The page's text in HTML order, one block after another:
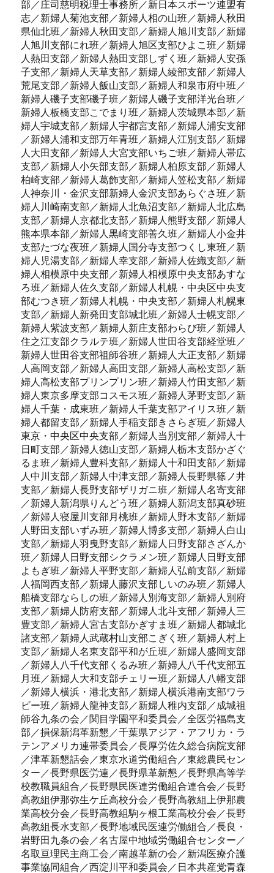
部／庄司慈明税理士事務所／新日本スポーツ連盟有
志／新婦人菊池支部／新婦人相の山班／新婦人秋田
県仙北班／新婦人秋田支部／新婦人旭川支部／新婦
人旭川支部にれ班／新婦人旭区支部ひよこ班／新婦
人熱田支部／新婦人熱田支部しずく班／新婦人安孫
子支部／新婦人天草支部／新婦人綾部支部／新婦人
荒尾支部／新婦人飯山支部／新婦人和泉市府中班／
新婦人磯子支部磯子班／新婦人磯子支部洋光台班／
新婦人板橋支部こでまり班／新婦人茨城県本部／新
婦人宇城支部／新婦人宇都宮支部／新婦人浦安支部
／新婦人浦和支部万年青班／新婦人江別支部／新婦
人大田支部／新婦人大宮支部いちご班／新婦人帯広
支部／新婦人小矢部支部／新婦人柏原支部／新婦人
柏崎支部／新婦人葛飾支部／新婦人笠松支部／新婦
人神奈川・金沢支部新婦人金沢支部あらぐさ班／新
婦人川崎南支部／新婦人北魚沼支部／新婦人北広島
支部／新婦人京都北支部／新婦人熊野支部／新婦人
熊本県本部／新婦人黒崎支部善久班／新婦人小金井
支部たづな夜班／新婦人国分寺支部つくし東班／新
婦人児湯支部／新婦人幸支部／新婦人佐織支部／新
婦人相模原中央支部／新婦人相模原中央支部あすな
ろ班／新婦人佐久支部／新婦人札幌・中央区中央支
部むつき班／新婦人札幌・中央支部／新婦人札幌東
支部／新婦人新発田支部城北班／新婦人士幌支部／
新婦人紫波支部／新婦人新庄支部わらび班／新婦人
住之江支部クラルテ班／新婦人世田谷支部経堂班／
新婦人世田谷支部祖師谷班／新婦人大正支部／新婦
人高岡支部／新婦人高田支部／新婦人高松支部／新
婦人高松支部プリンプリン班／新婦人竹田支部／新
婦人東京多摩支部コスモス班／新婦人茅野支部／新
婦人千葉・成東班／新婦人千葉支部アイリス班／新
婦人都留支部／新婦人手稲支部きさらぎ班／新婦人
東京・中央区中央支部／新婦人当別支部／新婦人十
日町支部／新婦人徳山支部／新婦人栃木支部かざぐ
るま班／新婦人豊科支部／新婦人十和田支部／新婦
人中川支部／新婦人中津支部／新婦人長野県篠ノ井
支部／新婦人長野支部ザリガニ班／新婦人名寄支部
／新婦人新潟県りんどう班／新婦人新潟支部真砂班
／新婦人寝屋川支部月桃班／新婦人野木支部／新婦
人野田支部いずみ班／新婦人博多支部／新婦人白山
支部／新婦人羽曳野支部／新婦人日野支部さざんか
班／新婦人日野支部シクラメン班／新婦人日野支部
よもぎ班／新婦人平野支部／新婦人弘前支部／新婦
人福岡西支部／新婦人藤沢支部しいのみ班／新婦人
船橋支部ならしの班／新婦人別海支部／新婦人別府
支部／新婦人防府支部／新婦人北斗支部／新婦人三
豊支部／新婦人宮古支部かぎすま班／新婦人都城北
諸支部／新婦人武蔵村山支部こぎく班／新婦人村上
支部／新婦人名東支部平和が丘班／新婦人盛岡支部
／新婦人八千代支部くるみ班／新婦人八千代支部五
月班／新婦人大和支部チェリー班／新婦人八幡支部
／新婦人横浜・港北支部／新婦人横浜港南支部ワラ
ビー班／新婦人龍神支部／新婦人稚内支部／成城祖
師谷九条の会／関目学園平和委員会／全医労福島支
部／損保新潟革新懇／千葉県アジア・アフリカ・ラ
テンアメリカ連帯委員会／長厚労佐久総合病院支部
／津革新懇話会／東京水道労働組合／東総農民セン
ター／長野県医労連／長野県革新懇／長野県高等学
校教職員組合／長野県民医連労働組合連合会／長野
高教組伊那弥生ケ丘高校分会／長野高教組上伊那農
業高校分会／長野高教組駒ヶ根工業高校分会／長野
高教組長水支部／長野地域民医連労働組合／長良・
岩野田九条の会／名古屋中地域労働組合センター／
名取亘理民主商工会／南越革新の会／新潟医療介護
事業協同組合／西淀川平和委員会／日本共産党青森